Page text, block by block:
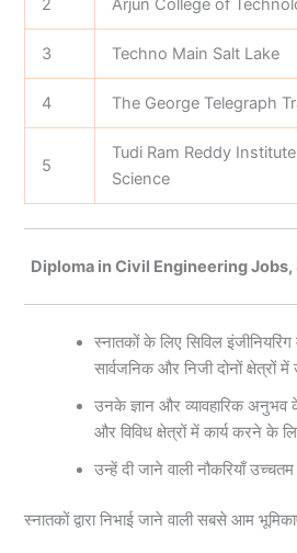
2 Arjun College of
3 Techno Main Salt Lake
4 The George Telegraph
5
Tudi Ram Reddy
Science
Diploma in Civil Engineering
स्नातकों के लिए सिविल इंजीनियरिंग
सार्वजनिक और निजी दोनों क्षेत्रों
उनके ज्ञान और व्यावहारिक अनुभव
और विविध क्षेत्रों में कार्य करने के
उन्हें दी जाने वाली नौकरियाँ उच्चतम
स्नातकों द्वारा निभाई जाने वाली सबसे आम